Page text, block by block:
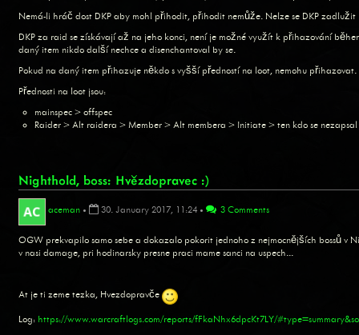
Nemá-li hráč dost DKP aby mohl přihodit, přihodit nemůže. Nelze se DKP zadlužit
DKP za raid se získávají až na jeho konci, není je možné využít k přihazování
daný item nikdo další nechce a disenchantoval by se.
Pokud na daný item přihazuje někdo s vyšší předností na loot, nemohu přihazovat.
Přednosti na loot jsou:
mainspec > offspec
Raider > Alt raidera > Member > Alt membera > Initiate > ten kdo se
Nighthold, boss: Hvězdopravec :)
aceman • 30. January 2017, 11:24 • 3 Comments
OGW prekvapilo samo sebe a dokazalo pokorit jednoho z nejmocnějších bossů v
v nasi damage, pri hodinarsky presne praci mame sanci na uspech...
At je ti zeme tezka, Hvezdopravče
Log: https://www.warcraftlogs.com/reports/fFkaNhx6dpcKt7LY/